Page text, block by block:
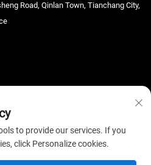
Road, Qinlan Town, Tianchang City,
Electronic Technology Co., LTD. Alla
Integritetspolicy
to provide our services. If you
click Personalize cookies.